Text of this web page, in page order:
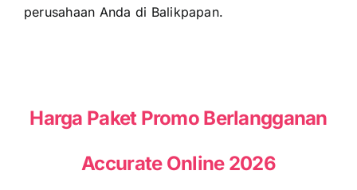
perusahaan Anda di Balikpapan.
Harga Paket Promo Berlangganan
Accurate Online 2026